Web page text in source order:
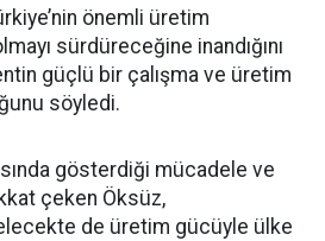
önemli üretim
sürdüreceğine inandığını
güçlü bir çalışma ve üretim
söyledi.
gösterdiği mücadele ve
çeken Öksüz,
de üretim gücüyle ülke